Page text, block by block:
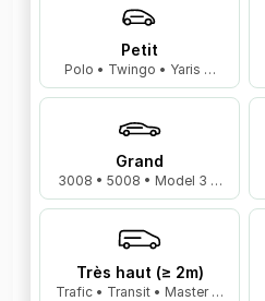
Petit
Polo • Twingo • Yaris …
Grand
3008 • 5008 • Model 3 …
Très haut (≥ 2m)
Trafic • Transit • Master …